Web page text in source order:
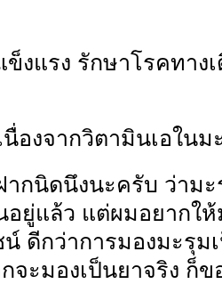
งแรง รักษาโรคทาง
นื่องจากวิตามินเอในม
ากนิดนึงนะครับ ว่าม
ยู่แล้ว แต่ผมอยากให้
ดีกว่าการมองมะรุม
จะมองเป็นยาจริง ก็ข